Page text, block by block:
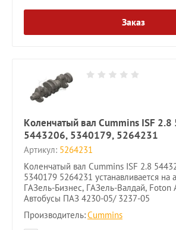
Заказ
Коленчатый вал Cummins ISF
5443206, 5340179, 5264231
Артикул: 5264231
Коленчатый вал Cummins ISF 2.8
5340179 5264231 устанавливается на
ГАЗель-Бизнес, ГАЗель-Валдай, Foton
Автобусы ПАЗ 4230-05/ 3237-05
Производитель:Cummins